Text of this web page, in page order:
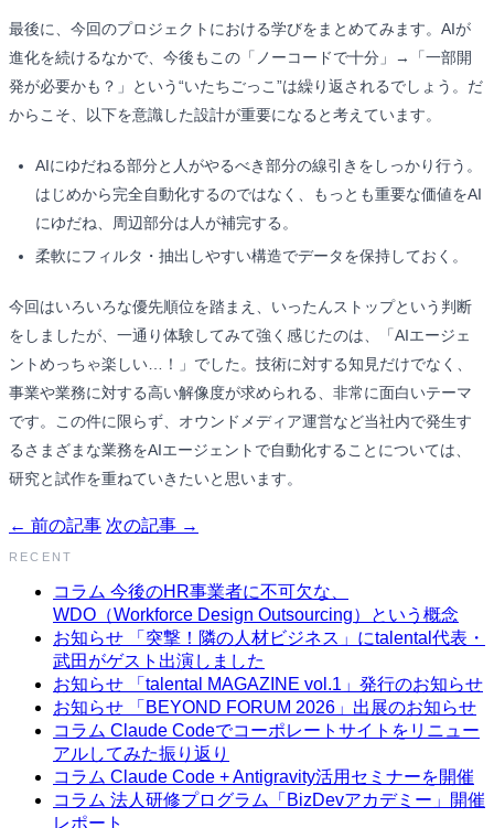
最後に、今回のプロジェクトにおける学びをまとめてみます。AIが
進化を続けるなかで、今後もこの「ノーコードで十分」→「一部開
発が必要かも？」という“いたちごっこ”は繰り返されるでしょう。だ
からこそ、以下を意識した設計が重要になると考えています。
AIにゆだねる部分と人がやるべき部分の線引きをしっかり行う。
はじめから完全自動化するのではなく、もっとも重要な価値をAI
にゆだね、周辺部分は人が補完する。
柔軟にフィルタ・抽出しやすい構造でデータを保持しておく。
今回はいろいろな優先順位を踏まえ、いったんストップという判断
をしましたが、一通り体験してみて強く感じたのは、「AIエージェ
ントめっちゃ楽しい…！」でした。技術に対する知見だけでなく、
事業や業務に対する高い解像度が求められる、非常に面白いテーマ
です。この件に限らず、オウンドメディア運営など当社内で発生す
るさまざまな業務をAIエージェントで自動化することについては、
研究と試作を重ねていきたいと思います。
← 前の記事 次の記事 →
RECENT
コラム 今後のHR事業者に不可欠な、
WDO（Workforce Design Outsourcing）という概念
お知らせ 「突撃！隣の人材ビジネス」にtalental代表・
武田がゲスト出演しました
お知らせ 「talental MAGAZINE vol.1」発行のお知らせ
お知らせ 「BEYOND FORUM 2026」出展のお知らせ
コラム Claude Codeでコーポレートサイトをリニュー
アルしてみた振り返り
コラム Claude Code + Antigravity活用セミナーを開催
コラム 法人研修プログラム「BizDevアカデミー」開催
レポート